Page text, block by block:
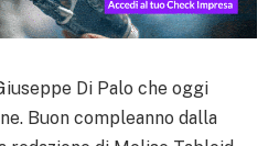
Di Palo che oggi
Buon compleanno dalla